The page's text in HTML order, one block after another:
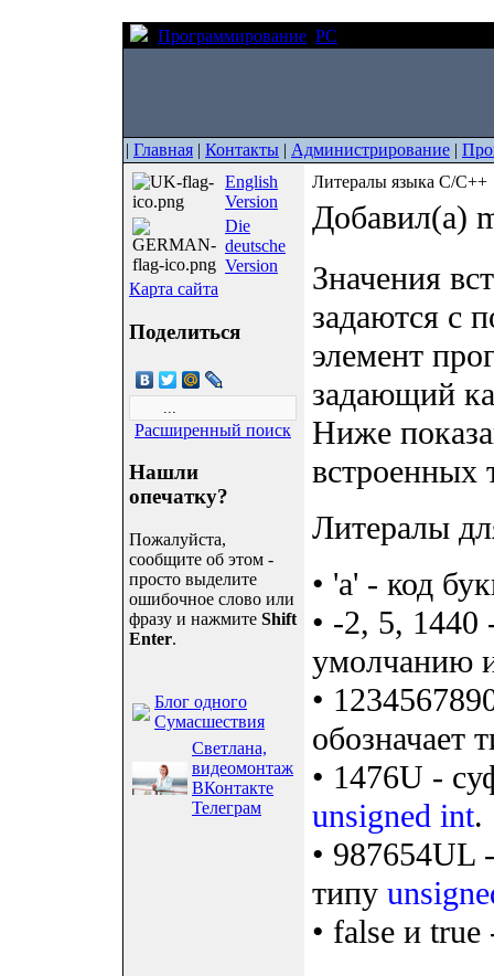
Программирование PC
| Главная | Контакты | Администрирование |
English
Version
Die
deutsche
Version
Карта сайта
Поделиться
Расширенный поиск
Нашли
опечатку?
Пожалуйста,
сообщите об этом -
просто выделите
ошибочное слово или
фразу и нажмите Shift
Enter.
Блог одного
Сумасшествия
Светлана,
видеомонтаж
ВКонтакте
Телеграм
Литералы языка C/C++
Добавил(а)
Значения
задаются с
элемент
задающий
Ниже
встроенных
Литералы
• 'a' - код
• -2, 5, 1440
умолчанию
•
обозначает
• 1476U -
unsigned int.
• 987654UL
типу
• false и